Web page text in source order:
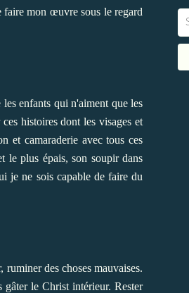
faire mon œuvre sous le regard
enfants qui n'aiment que les
histoires dont les visages et
et camaraderie avec tous ces
le plus épais, son soupir dans
je ne sois capable de faire du
ruminer des choses mauvaises.
gâter le Christ intérieur. Rester